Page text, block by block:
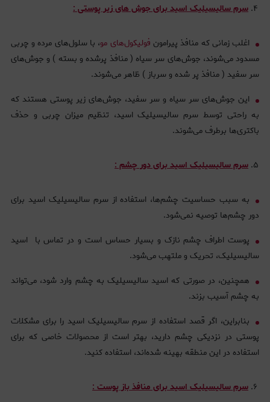
سرم سالیسیلیک اسید برای جوش های زیر پوستی :
اغلب زمانی که منافذ پیرامون فولیکول‌های مو، با سلول‌های مرده و چربی
مسدود می‌شوند، جوش‌های سر سیاه ( منافذ پرشده و بسته ) و جوش‌های
سر سفید ( منافذ پر شده و سرباز ) ظاهر می‌شوند.
این جوش‌های سر سیاه و سر سفید، جوش‌های زیر پوستی هستند که
به راحتی توسط سرم سالیسیلیک اسید، تنظیم میزان چربی و حذف
باکتری‌ها برطرف می‌شوند.
سرم سالیسیلیک اسید برای دور چشم :
به سبب حساسیت چشم‌ها، استفاده از سرم سالیسیلیک اسید برای
دور چشم‌ها توصیه نمی‌شود.
پوست اطراف چشم نازک و بسیار حساس است و در تماس با اسید
سالیسیلیک، تحریک و ملتهب می‌شود.
همچنین، در صورتی که اسید سالیسیلیک به چشم وارد شود، می‌تواند
به چشم آسیب بزند.
بنابراین، اگر قصد استفاده از سرم سالیسیلیک اسید را برای مشکلات
پوستی در نزدیکی چشم دارید، بهتر است از محصولات خاصی که برای
استفاده در این منطقه بهینه شده‌اند، استفاده کنید.
سرم سالیسیلیک اسید برای منافذ باز پوست :